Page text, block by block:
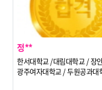
정**
한서대학교 /대림대학교 / 장
광주여자대학교 / 두원공과대